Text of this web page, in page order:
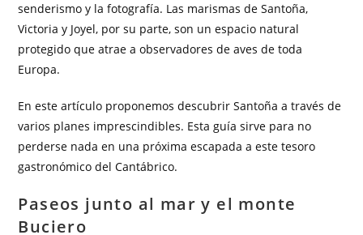
senderismo y la fotografía. Las marismas de Santoña,
Victoria y Joyel, por su parte, son un espacio natural
protegido que atrae a observadores de aves de toda
Europa.
En este artículo proponemos descubrir Santoña a través de
varios planes imprescindibles. Esta guía sirve para no
perderse nada en una próxima escapada a este tesoro
gastronómico del Cantábrico.
Paseos junto al mar y el monte
Buciero